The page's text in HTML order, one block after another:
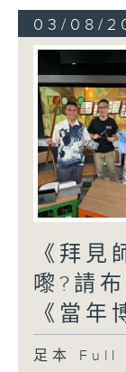
03/08/
《拜見
嚟?請
《當年
足本 Full